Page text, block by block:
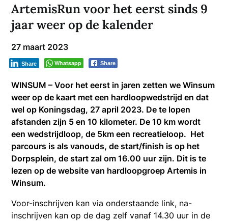
ArtemisRun voor het eerst sinds 9
jaar weer op de kalender
27 maart 2023
Whatsapp Share
Share
WINSUM – Voor het eerst in jaren zetten we Winsum
weer op de kaart met een hardloopwedstrijd en dat
wel op Koningsdag, 27 april 2023. De te lopen
afstanden zijn 5 en 10 kilometer. De 10 km wordt
een wedstrijdloop, de 5km een recreatieloop. Het
parcours is als vanouds, de start/finish is op het
Dorpsplein, de start zal om 16.00 uur zijn. Dit is te
lezen op de website van hardloopgroep Artemis in
Winsum.
Voor-inschrijven kan via onderstaande link, na-
inschrijven kan op de dag zelf vanaf 14.30 uur in de